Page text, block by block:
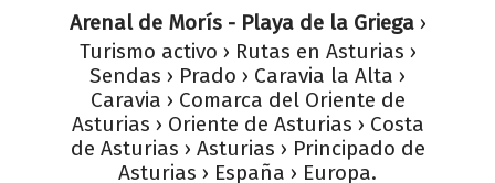
Arenal de Morís - Playa de la Griega›
Turismo activo › Rutas en Asturias ›
Sendas › Prado › Caravia la Alta ›
Caravia › Comarca del Oriente de
Asturias › Oriente de Asturias › Costa
de Asturias › Asturias › Principado de
Asturias › España › Europa.